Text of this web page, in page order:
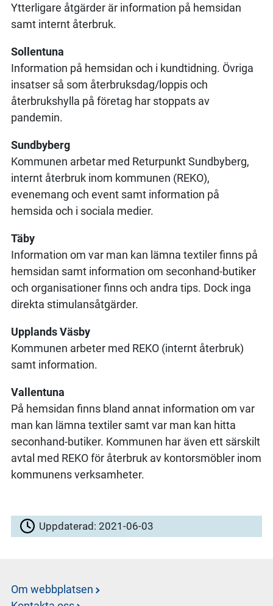
Ytterligare åtgärder är information på hemsidan
samt internt återbruk.
Sollentuna
Information på hemsidan och i kundtidning. Övriga
insatser så som återbruksdag/loppis och
återbrukshylla på företag har stoppats av
pandemin.
Sundbyberg
Kommunen arbetar med Returpunkt Sundbyberg,
internt återbruk inom kommunen (REKO),
evenemang och event samt information på
hemsida och i sociala medier.
Täby
Information om var man kan lämna textiler finns på
hemsidan samt information om seconhand-butiker
och organisationer finns och andra tips. Dock inga
direkta stimulansåtgärder.
Upplands Väsby
Kommunen arbeter med REKO (internt återbruk)
samt information.
Vallentuna
På hemsidan finns bland annat information om var
man kan lämna textiler samt var man kan hitta
seconhand-butiker. Kommunen har även ett särskilt
avtal med REKO för återbruk av kontorsmöbler inom
kommunens verksamheter.
Uppdaterad:2021-06-03
Om webbplatsen